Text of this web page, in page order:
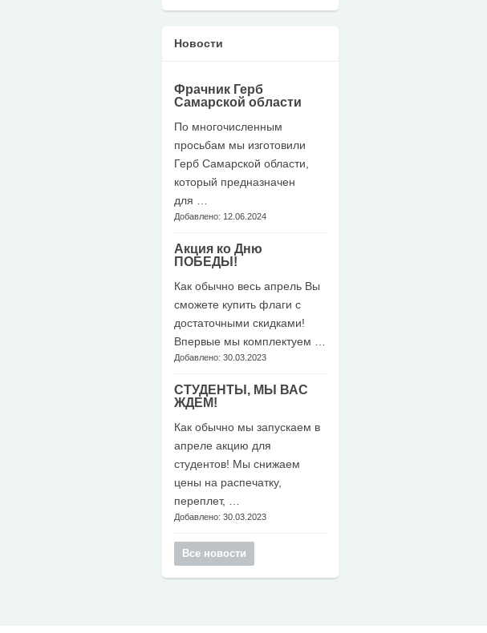
Новости
Фрачник Герб
Самарской области
По многочисленным
просьбам мы изготовили
Герб Самарской области,
который предназначен
для …
Добавлено: 12.06.2024
Акция ко Дню
ПОБЕДЫ!
Как обычно весь апрель Вы
сможете купить флаги с
достаточными скидками!
Впервые мы комплектуем …
Добавлено: 30.03.2023
СТУДЕНТЫ, МЫ ВАС
ЖДЕМ!
Как обычно мы запускаем в
апреле акцию для
студентов! Мы снижаем
цены на распечатку,
переплет, …
Добавлено: 30.03.2023
Все новости